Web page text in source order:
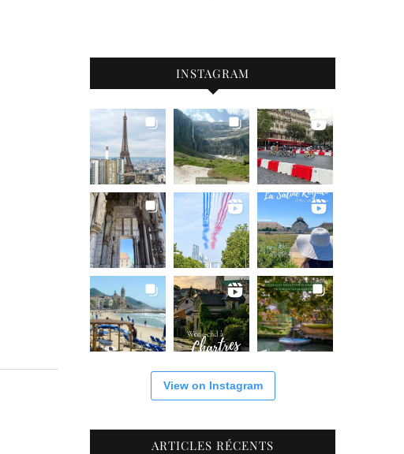
INSTAGRAM
View on Instagram
ARTICLES RÉCENTS